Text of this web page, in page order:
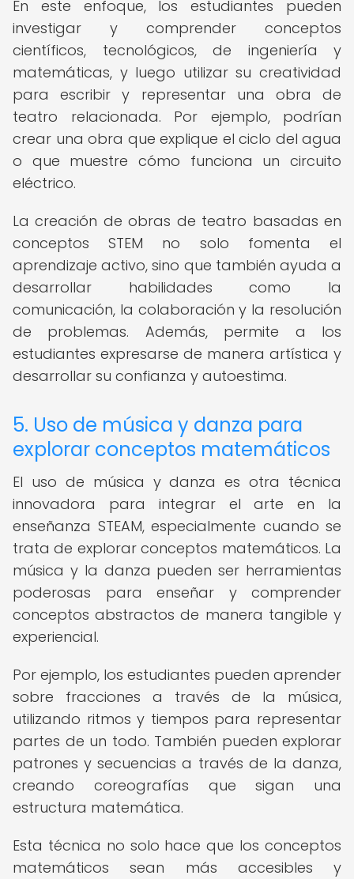
En este enfoque, los estudiantes pueden
investigar y comprender conceptos
científicos, tecnológicos, de ingeniería y
matemáticas, y luego utilizar su creatividad
para escribir y representar una obra de
teatro relacionada. Por ejemplo, podrían
crear una obra que explique el ciclo del agua
o que muestre cómo funciona un circuito
eléctrico.
La creación de obras de teatro basadas en
conceptos STEM no solo fomenta el
aprendizaje activo, sino que también ayuda a
desarrollar habilidades como la
comunicación, la colaboración y la resolución
de problemas. Además, permite a los
estudiantes expresarse de manera artística y
desarrollar su confianza y autoestima.
5. Uso de música y danza para
explorar conceptos matemáticos
El uso de música y danza es otra técnica
innovadora para integrar el arte en la
enseñanza STEAM, especialmente cuando se
trata de explorar conceptos matemáticos. La
música y la danza pueden ser herramientas
poderosas para enseñar y comprender
conceptos abstractos de manera tangible y
experiencial.
Por ejemplo, los estudiantes pueden aprender
sobre fracciones a través de la música,
utilizando ritmos y tiempos para representar
partes de un todo. También pueden explorar
patrones y secuencias a través de la danza,
creando coreografías que sigan una
estructura matemática.
Esta técnica no solo hace que los conceptos
matemáticos sean más accesibles y